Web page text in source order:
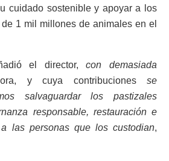
cuidado sostenible y apoyar a los
1 mil millones de animales en el
el director,con demasiada
y cuya contribuciones se
salvaguardar los pastizales
responsable, restauración e
las personas que los custodian,